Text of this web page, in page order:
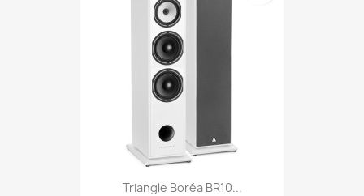
Triangle Boréa BR10...